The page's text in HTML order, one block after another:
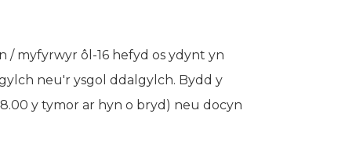
/ myfyrwyr ôl-16 hefyd os ydynt yn
neu'r ysgol ddalgylch. Bydd y
y tymor ar hyn o bryd) neu docyn